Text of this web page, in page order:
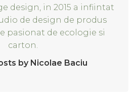
design, in 2015 a infiintat
de design de produs
pasionat de ecologie si
carton.
by Nicolae Baciu